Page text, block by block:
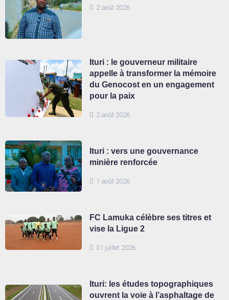
2 août 2026
2 août 2026
Ituri : le gouverneur militaire
appelle à transformer la mémoire
du Genocost en un engagement
pour la paix
1 août 2026
Ituri : vers une gouvernance
minière renforcée
31 juillet 2026
FC Lamuka célèbre ses titres et
vise la Ligue 2
Ituri: les études topographiques
ouvrent la voie à l’asphaltage de